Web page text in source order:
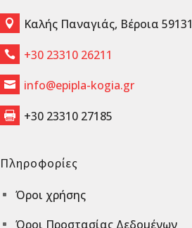
 Καλής Παναγιάς, Βέροια 59131
 +30 23310 26211
 info@epipla-kogia.gr
 +30 23310 27185
Πληροφορίες
^ Όροι χρήσης
^ Όροι Προστασίας Δεδομένων